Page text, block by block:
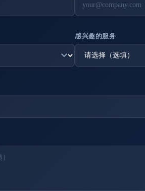
感兴趣的服务